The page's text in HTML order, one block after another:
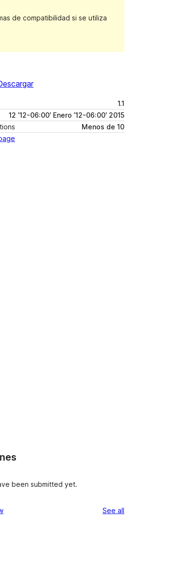
de compatibilidad si se utiliza
1.1
12 ’12-06:00′ Enero ’12-06:00′ 2015
Menos de 10
been submitted yet.
See all